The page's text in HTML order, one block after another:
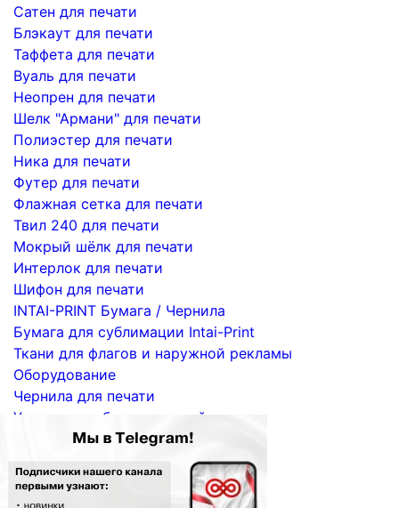
Сатен для печати
Блэкаут для печати
Таффета для печати
Вуаль для печати
Неопрен для печати
Шелк "Армани" для печати
Полиэстер для печати
Ника для печати
Футер для печати
Флажная сетка для печати
Твил 240 для печати
Мокрый шёлк для печати
Интерлок для печати
Шифон для печати
INTAI-PRINT Бумага / Чернила
Бумага для сублимации Intai-Print
Ткани для флагов и наружной рекламы
Оборудование
Чернила для печати
Услуги по сублимационной печати